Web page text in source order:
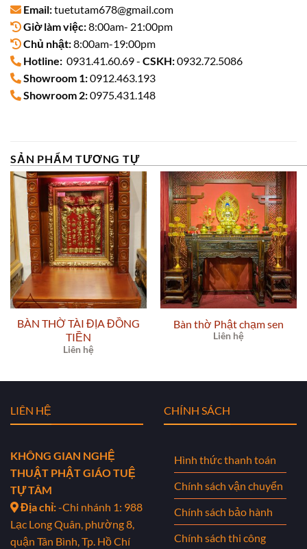
Email:tuetutam678@gmail.com
Giờ làm việc:8:00am- 21:00pm
Chủ nhật:8:00am-19:00pm
Hotline: 0931.41.60.69 - CSKH:0932.72.5086
Showroom 1:0912.463.193
Showroom 2:0975.431.148
SẢN PHẨM TƯƠNG TỰ
BÀN THỜ TÀI ĐỊA ĐỒNG
TIỀN
Liên hệ
Bàn thờ Phật chạm sen
Liên hệ
LIÊN HỆ
KHÔNG GIAN NGHỆ
THUẬT PHẬT GIÁO TUỆ
TỰ TÂM
Địa chỉ:-Chi nhánh 1: 988
Lạc Long Quân, phường 8,
quận Tân Bình, Tp. Hồ Chí
CHÍNH SÁCH
Hình thức thanh toán
Chính sách vận chuyển
Chính sách bảo hành
Chính sách thi công